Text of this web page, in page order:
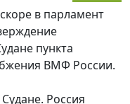
в парламент
пункта
ВМФ России.
Россия